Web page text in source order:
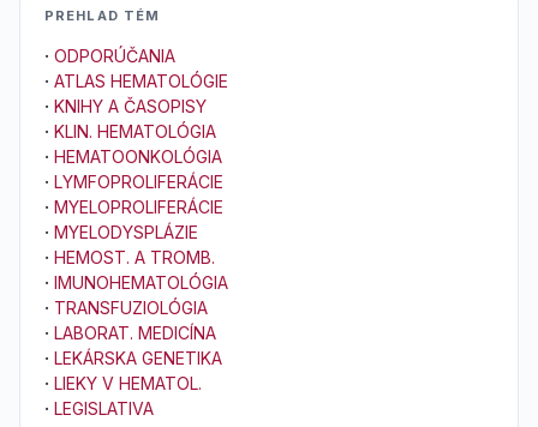
PREHLAD TÉM
· ODPORÚČANIA
· ATLAS HEMATOLÓGIE
· KNIHY A ČASOPISY
· KLIN. HEMATOLÓGIA
· HEMATOONKOLÓGIA
· LYMFOPROLIFERÁCIE
· MYELOPROLIFERÁCIE
· MYELODYSPLÁZIE
· HEMOST. A TROMB.
· IMUNOHEMATOLÓGIA
· TRANSFUZIOLÓGIA
· LABORAT. MEDICÍNA
· LEKÁRSKA GENETIKA
· LIEKY V HEMATOL.
· LEGISLATIVA